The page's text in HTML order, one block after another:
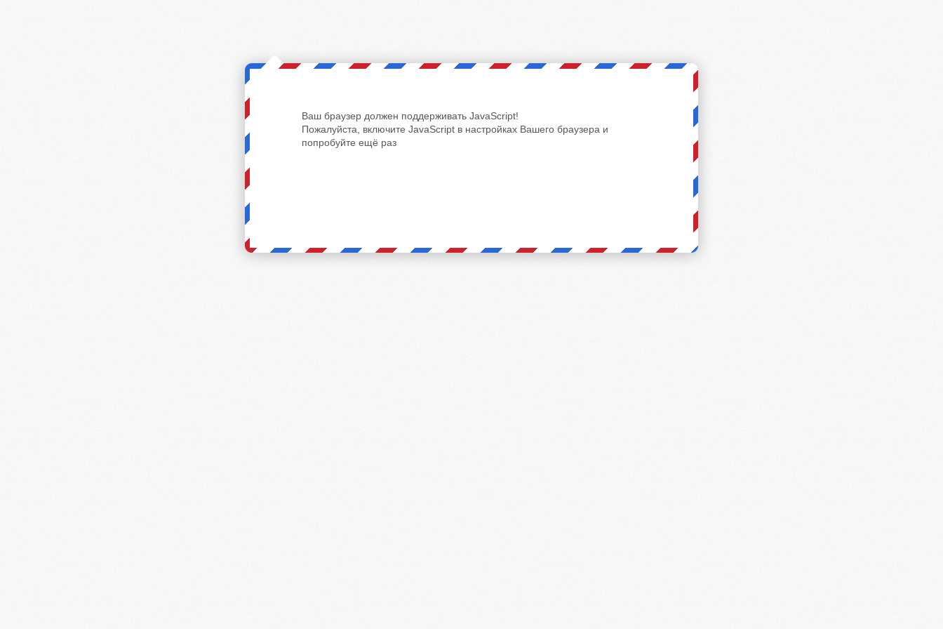
Ваш браузер должен поддерживать JavaScript!
Пожалуйста, включите JavaScript в настройках Вашего браузера и
попробуйте ещё раз